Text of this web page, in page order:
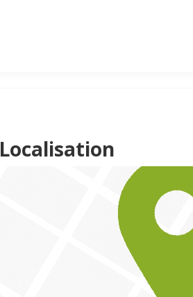
Localisation